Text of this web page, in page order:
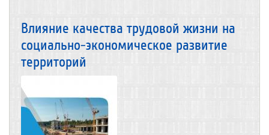
Влияние качества трудовой жизни на
социально-экономическое развитие
территорий